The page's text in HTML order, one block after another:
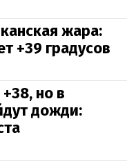
жара:
+39 градусов
но в
дожди: